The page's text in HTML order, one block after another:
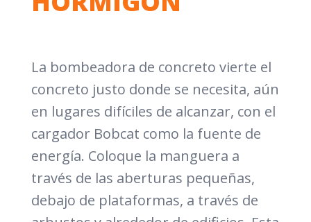
La bombeadora de concreto vierte el
concreto justo donde se necesita, aún
en lugares difíciles de alcanzar, con el
cargador Bobcat como la fuente de
energía. Coloque la manguera a
través de las aberturas pequeñas,
debajo de plataformas, a través de